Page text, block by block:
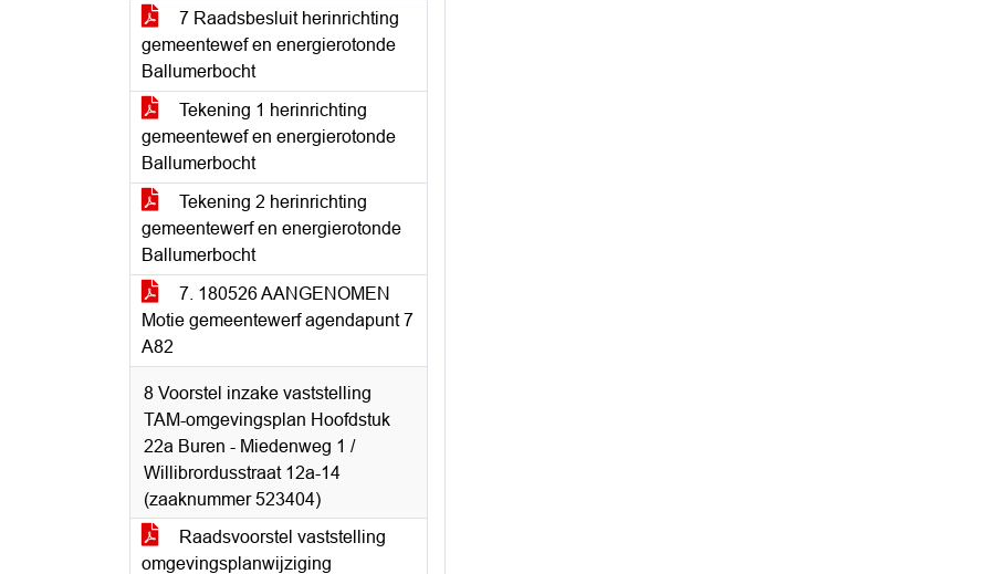
7 Raadsbesluit herinrichting
gemeentewef en energierotonde
Ballumerbocht
Tekening 1 herinrichting
gemeentewef en energierotonde
Ballumerbocht
Tekening 2 herinrichting
gemeentewerf en energierotonde
Ballumerbocht
7. 180526 AANGENOMEN
Motie gemeentewerf agendapunt 7
A82
8 Voorstel inzake vaststelling
TAM-omgevingsplan Hoofdstuk
22a Buren - Miedenweg 1 /
Willibrordusstraat 12a-14
(zaaknummer 523404)
Raadsvoorstel vaststelling
omgevingsplanwijziging